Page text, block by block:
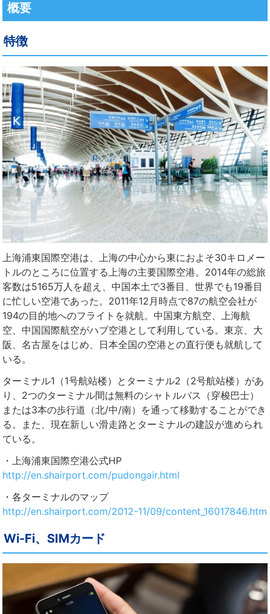
概要
特徴
上海浦東国際空港は、上海の中心から東におよそ30キロメー
トルのところに位置する上海の主要国際空港。2014年の総旅
客数は5165万人を超え、中国本土で3番目、世界でも19番目
に忙しい空港であった。2011年12月時点で87の航空会社が
194の目的地へのフライトを就航。中国東方航空、上海航
空、中国国際航空がハブ空港として利用している。東京、大
阪、名古屋をはじめ、日本全国の空港との直行便も就航して
いる。
ターミナル1（1号航站楼）とターミナル2（2号航站楼）があ
り、2つのターミナル間は無料のシャトルバス（穿梭巴士）
または3本の歩行道（北/中/南）を通って移動することができ
る。また、現在新しい滑走路とターミナルの建設が進められ
ている。
・上海浦東国際空港公式HP
http://en.shairport.com/pudongair.html
・各ターミナルのマップ
http://en.shairport.com/2012-11/09/content_16017846.htm
Wi-Fi、SIMカード